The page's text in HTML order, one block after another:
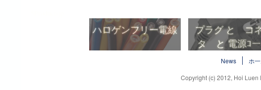
ハロゲンフリー電線
プラグ と コ
タ と 電源ｺ
プラグ と コ
News ホ
Copyright (c) 2012, Hoi Luen